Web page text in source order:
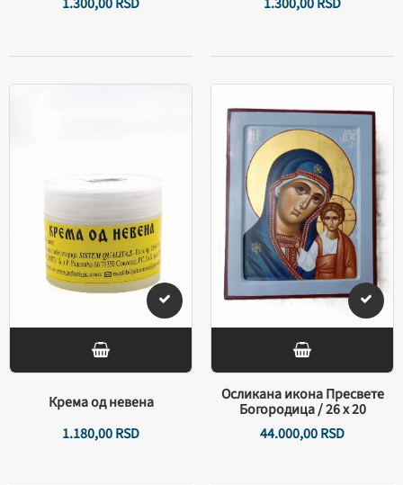
Крема од невена
1.180,00RSD
Осликана икона Пресвете
Богородица / 26 х 20
44.000,00RSD